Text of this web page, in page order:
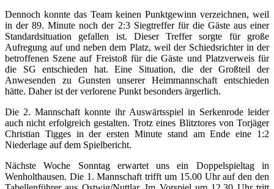
Dennoch konnte das Team keinen Punktgewinn verzeichnen, weil
in der 89. Minute noch der 2:3 Siegtreffer für die Gäste aus einer
Standardsituation gefallen ist. Dieser Treffer sorgte für große
Aufregung auf und neben dem Platz, weil der Schiedsrichter in der
betroffenen Szene auf Freistoß für die Gäste und Platzverweis für
die SG entschieden hat. Eine Situation, die der Großteil der
Anwesenden zu Gunsten unserer Heimmannschaft entschieden
hätte. Daher ist der verlorene Punkt besonders ärgerlich.
Die 2. Mannschaft konnte ihr Auswärtsspiel in Serkenrode leider
auch nicht erfolgreich gestalten. Trotz eines Blitztores von Torjäger
Christian Tigges in der ersten Minute stand am Ende eine 1:2
Niederlage auf dem Spielbericht.
Nächste Woche Sonntag erwartet uns ein Doppelspieltag in
Wenholthausen. Die 1. Mannschaft trifft um 15.00 Uhr auf den den